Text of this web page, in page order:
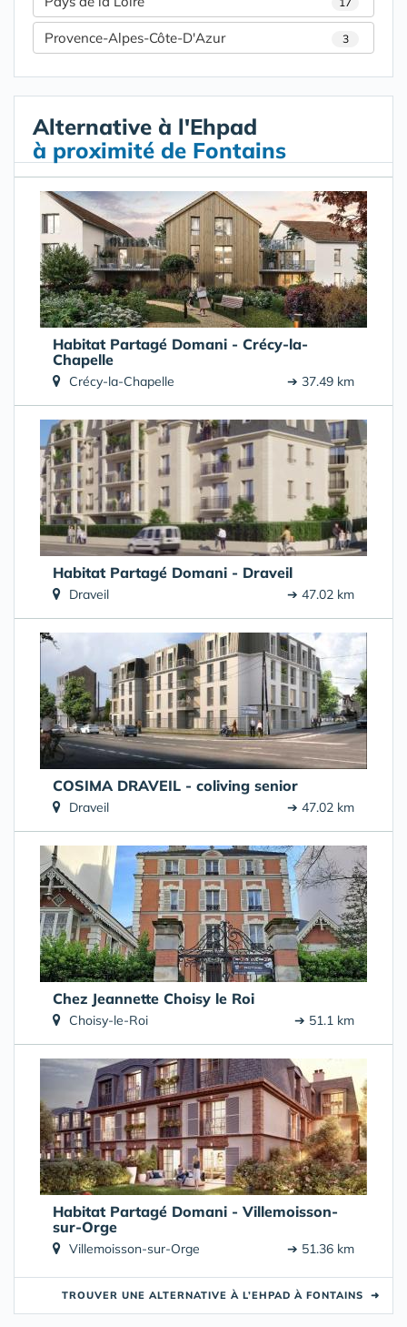
Provence-Alpes-Côte-D'Azur 3
Alternative à l'Ehpad
à proximité de Fontains
Habitat Partagé Domani - Crécy-la-
Chapelle
Crécy-la-Chapelle ➔ 37.49 km
Habitat Partagé Domani - Draveil
Draveil ➔ 47.02 km
COSIMA DRAVEIL - coliving senior
Draveil ➔ 47.02 km
Chez Jeannette Choisy le Roi
Choisy-le-Roi ➔ 51.1 km
Habitat Partagé Domani - Villemoisson-
sur-Orge
Villemoisson-sur-Orge ➔ 51.36 km
TROUVER UNE ALTERNATIVE À L’EHPAD À FONTAINS ➜